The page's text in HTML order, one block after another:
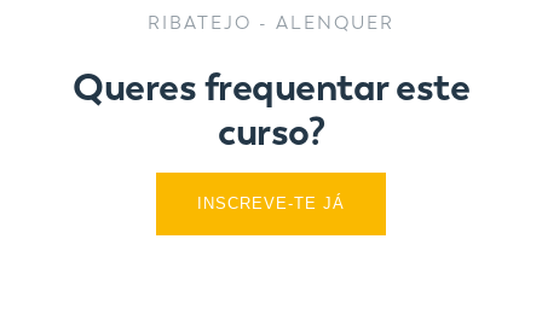
RIBATEJO - ALENQUER
Queres frequentar este
curso?
INSCREVE-TE JÁ